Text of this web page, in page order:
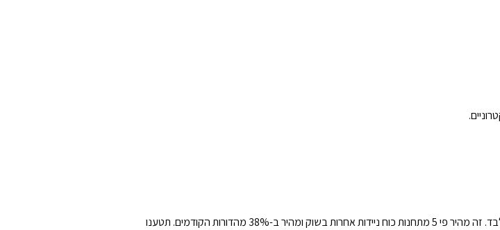
River 2 עולה על תקן מהירות הטעינה בתעשייה, עם טעינה מלאה תוך 60 דקות בלבד. זה מהיר פי 5 מתחנות כוח ניידות אחרות בשוק ומהיר ב-38% מהדורות הקודמים. תטענו